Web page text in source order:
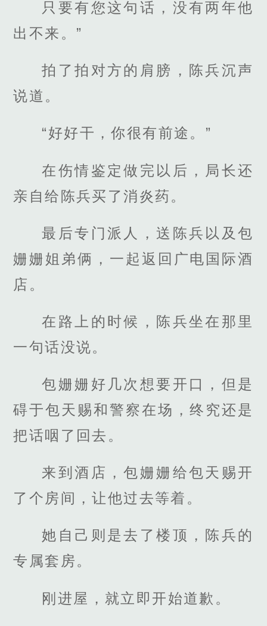
只要有您这句话，没有两年他
出不来。”
拍了拍对方的肩膀，陈兵沉声
说道。
“好好干，你很有前途。”
在伤情鉴定做完以后，局长还
亲自给陈兵买了消炎药。
最后专门派人，送陈兵以及包
姗姗姐弟俩，一起返回广电国际酒
店。
在路上的时候，陈兵坐在那里
一句话没说。
包姗姗好几次想要开口，但是
碍于包天赐和警察在场，终究还是
把话咽了回去。
来到酒店，包姗姗给包天赐开
了个房间，让他过去等着。
她自己则是去了楼顶，陈兵的
专属套房。
刚进屋，就立即开始道歉。